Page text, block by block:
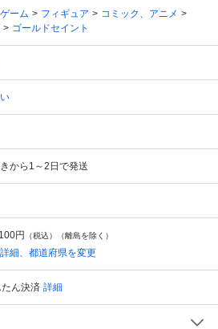
ーム フィギュア
コミック、アニメ
ゴールドセイント
から1～2日で発送
円 （税込）（離島を除く）
細、都道府県を変更
ん決済 詳細